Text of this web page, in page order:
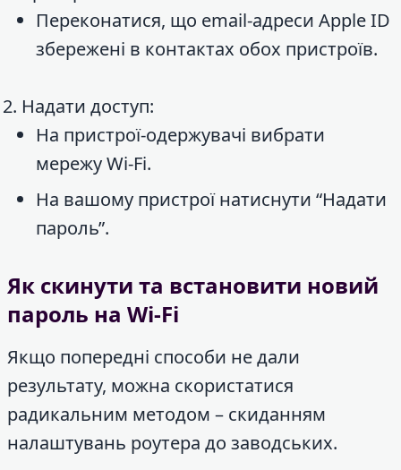
Переконатися, що email-адреси Apple ID
збережені в контактах обох пристроїв.
Надати доступ:
На пристрої-одержувачі вибрати
мережу Wi-Fi.
На вашому пристрої натиснути “Надати
пароль”.
Як скинути та встановити новий
пароль на Wi-Fi
Якщо попередні способи не дали
результату, можна скористатися
радикальним методом – скиданням
налаштувань роутера до заводських.